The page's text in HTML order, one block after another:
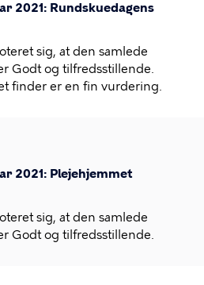
2021: Rundskuedagens
sig, at den samlede
Godt og tilfredsstillende.
finder er en fin vurdering.
2021: Plejehjemmet
sig, at den samlede
Godt og tilfredsstillende.